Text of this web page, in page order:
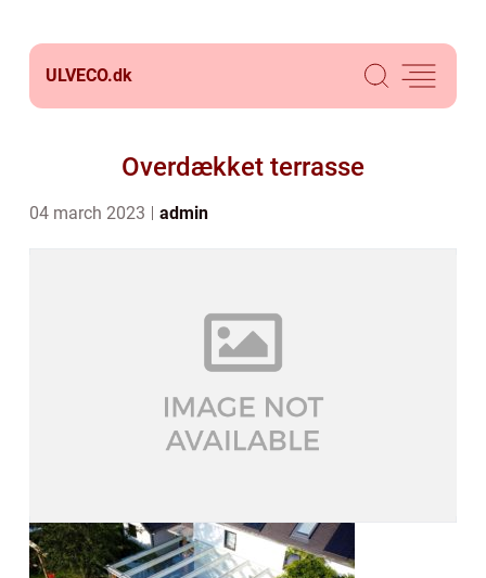
ULVECO.dk
Overdækket terrasse
04 march 2023 admin